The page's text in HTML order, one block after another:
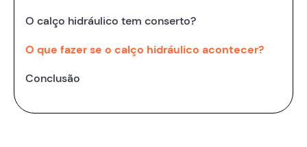
O calço hidráulico tem conserto?
O que fazer se o calço hidráulico acontecer?
Conclusão